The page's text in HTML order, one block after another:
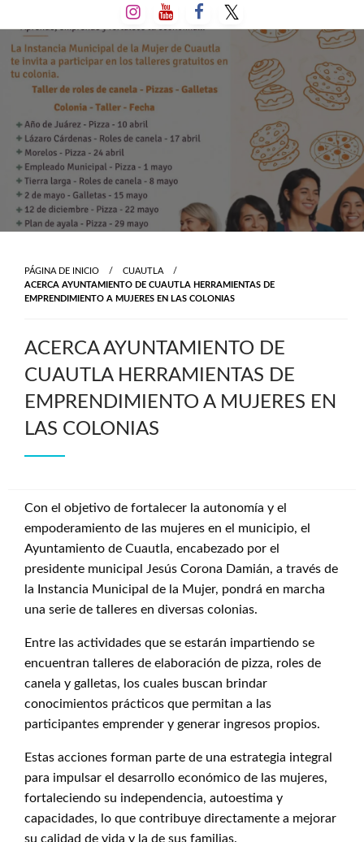
al
contenido
PÁGINA DE INICIO
CUAUTLA
ACERCA AYUNTAMIENTO DE CUAUTLA HERRAMIENTAS DE
EMPRENDIMIENTO A MUJERES EN LAS COLONIAS
ACERCA AYUNTAMIENTO DE
CUAUTLA HERRAMIENTAS DE
EMPRENDIMIENTO A MUJERES EN
LAS COLONIAS
Con el objetivo de fortalecer la autonomía y el
empoderamiento de las mujeres en el municipio, el
Ayuntamiento de Cuautla, encabezado por el
presidente municipal Jesús Corona Damián, a través de
la Instancia Municipal de la Mujer, pondrá en marcha
una serie de talleres en diversas colonias.
Entre las actividades que se estarán impartiendo se
encuentran talleres de elaboración de pizza, roles de
canela y galletas, los cuales buscan brindar
conocimientos prácticos que permitan a las
participantes emprender y generar ingresos propios.
Estas acciones forman parte de una estrategia integral
para impulsar el desarrollo económico de las mujeres,
fortaleciendo su independencia, autoestima y
capacidades, lo que contribuye directamente a mejorar
su calidad de vida y la de sus familias.